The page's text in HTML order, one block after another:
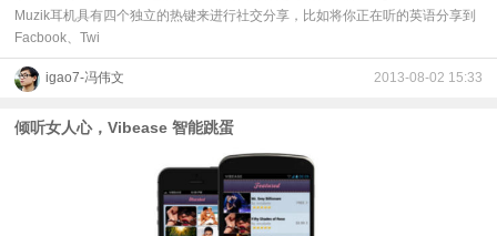
Muzik耳机具有四个独立的热键来进行社交分享，比如将你正在听的英语分享到
Facbook、Twi
igao7-冯伟文 2013-08-02 15:33
倾听女人心，Vibease 智能跳蛋